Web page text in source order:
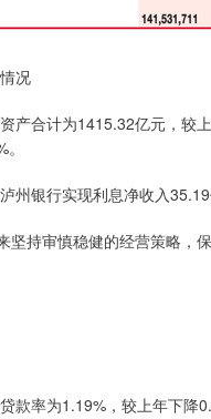
况
合计为1415.32亿元，较
银行实现利息净收入35.19
持审慎稳健的经营策略，
率为1.19%，较上年下降